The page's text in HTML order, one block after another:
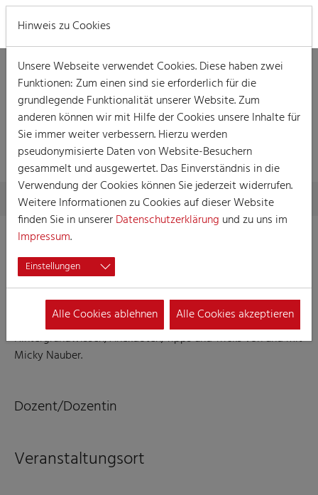
SEMINAR
Skip to main content
You are here:
Home Die Akademie Seminar
Backstage-Geflüster
22.05.2024 |18:00 - 21:00
Bitte beachten: Die Teilnahme ist nur für Künstlerinnen
und Künstler des Literarischen Komitees möglich.
Hintergrundwissen, Anekdoten, Tipps und Tricks von und mit
Micky Nauber.
Dozent/Dozentin
Veranstaltungsort
Hinweis zu Cookies
Unsere Webseite verwendet Cookies. Diese haben zwei
Funktionen: Zum einen sind sie erforderlich für die
grundlegende Funktionalität unserer Website. Zum
anderen können wir mit Hilfe der Cookies unsere Inhalte für
Sie immer weiter verbessern. Hierzu werden
pseudonymisierte Daten von Website-Besuchern
gesammelt und ausgewertet. Das Einverständnis in die
Verwendung der Cookies können Sie jederzeit widerrufen.
Weitere Informationen zu Cookies auf dieser Website
finden Sie in unsererDatenschutzerklärung und zu uns im
Impressum.
Einstellungen
Alle Cookies ablehnen Alle Cookies akzeptieren